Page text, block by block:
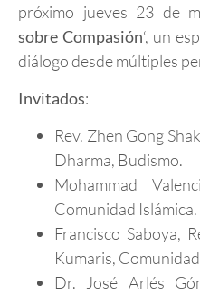
próximo jueves 23 de
sobre Compasión‘, un
diálogo desde múltiples
Invitados:
Rev. Zhen Gong
Dharma, Budismo.
Mohammad
Comunidad Islámica.
Francisco Saboya,
Kumaris,
Dr. José Arlés